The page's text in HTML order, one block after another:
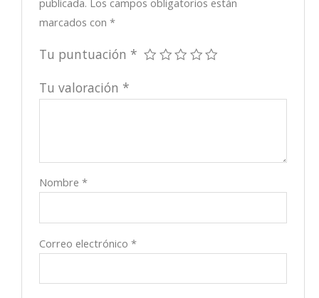
publicada. Los campos obligatorios están
marcados con*
Tu puntuación *
Tu valoración *
Nombre*
Correo electrónico*